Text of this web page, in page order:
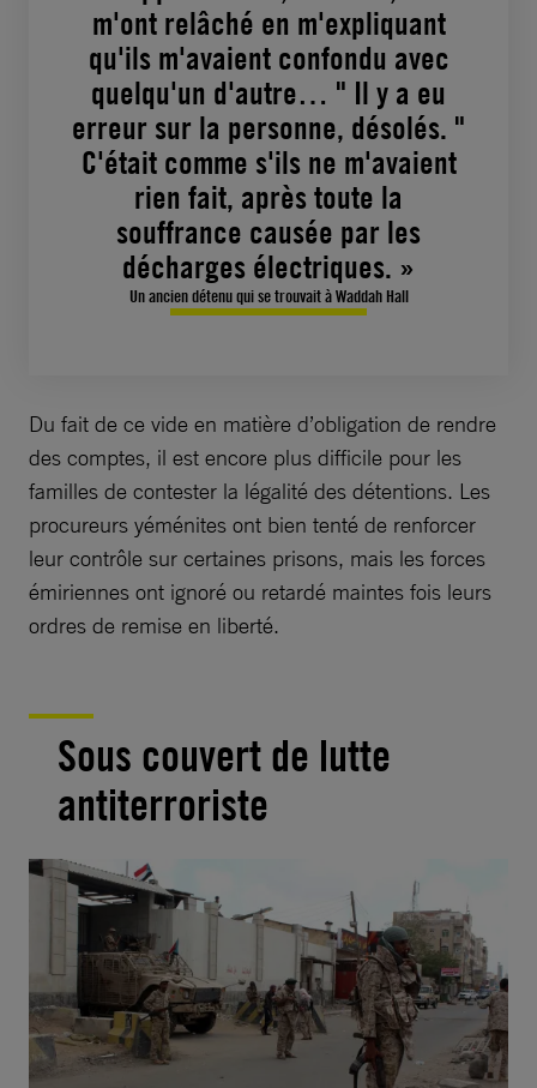
m'ont relâché en m'expliquant
qu'ils m'avaient confondu avec
quelqu'un d'autre… " Il y a eu
erreur sur la personne, désolés. "
C'était comme s'ils ne m'avaient
rien fait, après toute la
souffrance causée par les
décharges électriques. »
Un ancien détenu qui se trouvait à Waddah Hall
Du fait de ce vide en matière d’obligation de rendre
des comptes, il est encore plus difficile pour les
familles de contester la légalité des détentions. Les
procureurs yéménites ont bien tenté de renforcer
leur contrôle sur certaines prisons, mais les forces
émiriennes ont ignoré ou retardé maintes fois leurs
ordres de remise en liberté.
Sous couvert de lutte
antiterroriste